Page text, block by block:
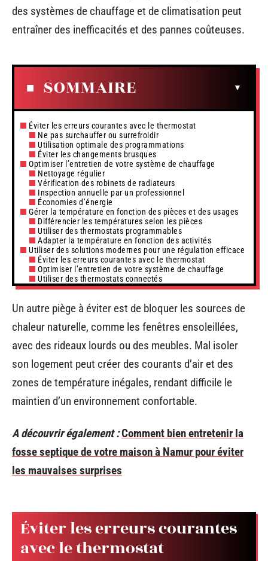
des systèmes de chauffage et de climatisation peut
entraîner des inefficacités et des pannes coûteuses.
SOMMAIRE
Éviter les erreurs courantes avec le thermostat
Ne pas surchauffer ou surrefroidir
Utilisation optimale des programmations
Éviter les changements brusques
Optimiser l’entretien de votre système de chauffage
Nettoyage régulier
Vérification des robinets de radiateurs
Inspection annuelle par un professionnel
Économies d’énergie
Gérer la température en fonction des pièces et des usages
Différencier les températures selon les pièces
Utiliser des thermostats programmables
Adapter la température en fonction des activités
Utiliser des solutions modernes pour une régulation efficace
Éviter les erreurs courantes avec le thermostat
Optimiser l’entretien de votre système de chauffage
Utiliser des thermostats connectés
Un autre piège à éviter est de bloquer les sources de
chaleur naturelle, comme les fenêtres ensoleillées,
avec des rideaux lourds ou des meubles. Mal isoler
son logement peut créer des courants d’air et des
zones de température inégales, rendant difficile le
maintien d’un environnement confortable.
A découvrir également :Comment bien entretenir la
fosse septique de votre maison à Namur pour éviter
les mauvaises surprises
Éviter les erreurs courantes
avec le thermostat